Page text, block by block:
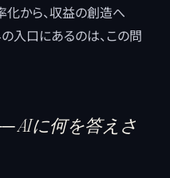
化から、収益の創造へ
入口にあるのは、この問
AIに何を答えさ